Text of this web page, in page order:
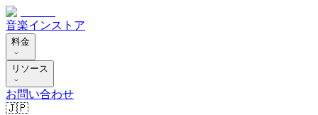
音楽インストア
料金
リソース
お問い合わせ
🇯🇵